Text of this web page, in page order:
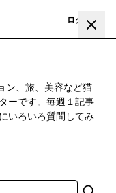
ログイン
ン、旅、美容など猫
ーです。毎週１記事
いろいろ質問してみ